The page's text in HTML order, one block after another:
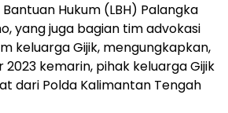
Hukum (LBH) Palangka
yang juga bagian tim advokasi
keluarga Gijik, mengungkapkan,
2023 kemarin, pihak keluarga Gijik
dari Polda Kalimantan Tengah